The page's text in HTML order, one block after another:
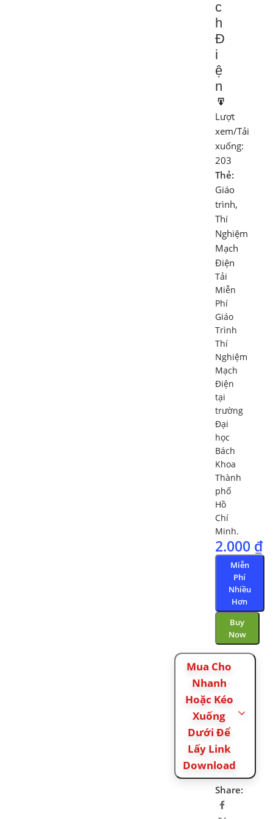
c
h
Đ
i
ệ
n
Lượt
xem/Tải
xuống:
203
Thẻ:
Giáo
trình,
Thí
Nghiệm
Mạch
Điện
Tải
Miễn
Phí
Giáo
Trình
Thí
Nghiệm
Mạch
Điện
tại
trường
Đại
học
Bách
Khoa
Thành
phố
Hồ
Chí
Minh.
2.000 ₫
Miễn
Phí
Nhiều
Hơn
Buy
Now
Mua Cho
Nhanh
Hoặc Kéo
Xuống
Dưới Để
Lấy Link
Download
Share: